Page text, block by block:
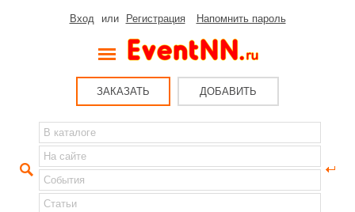
Вход или Регистрация Напомнить пароль
ЗАКАЗАТЬ ДОБАВИТЬ